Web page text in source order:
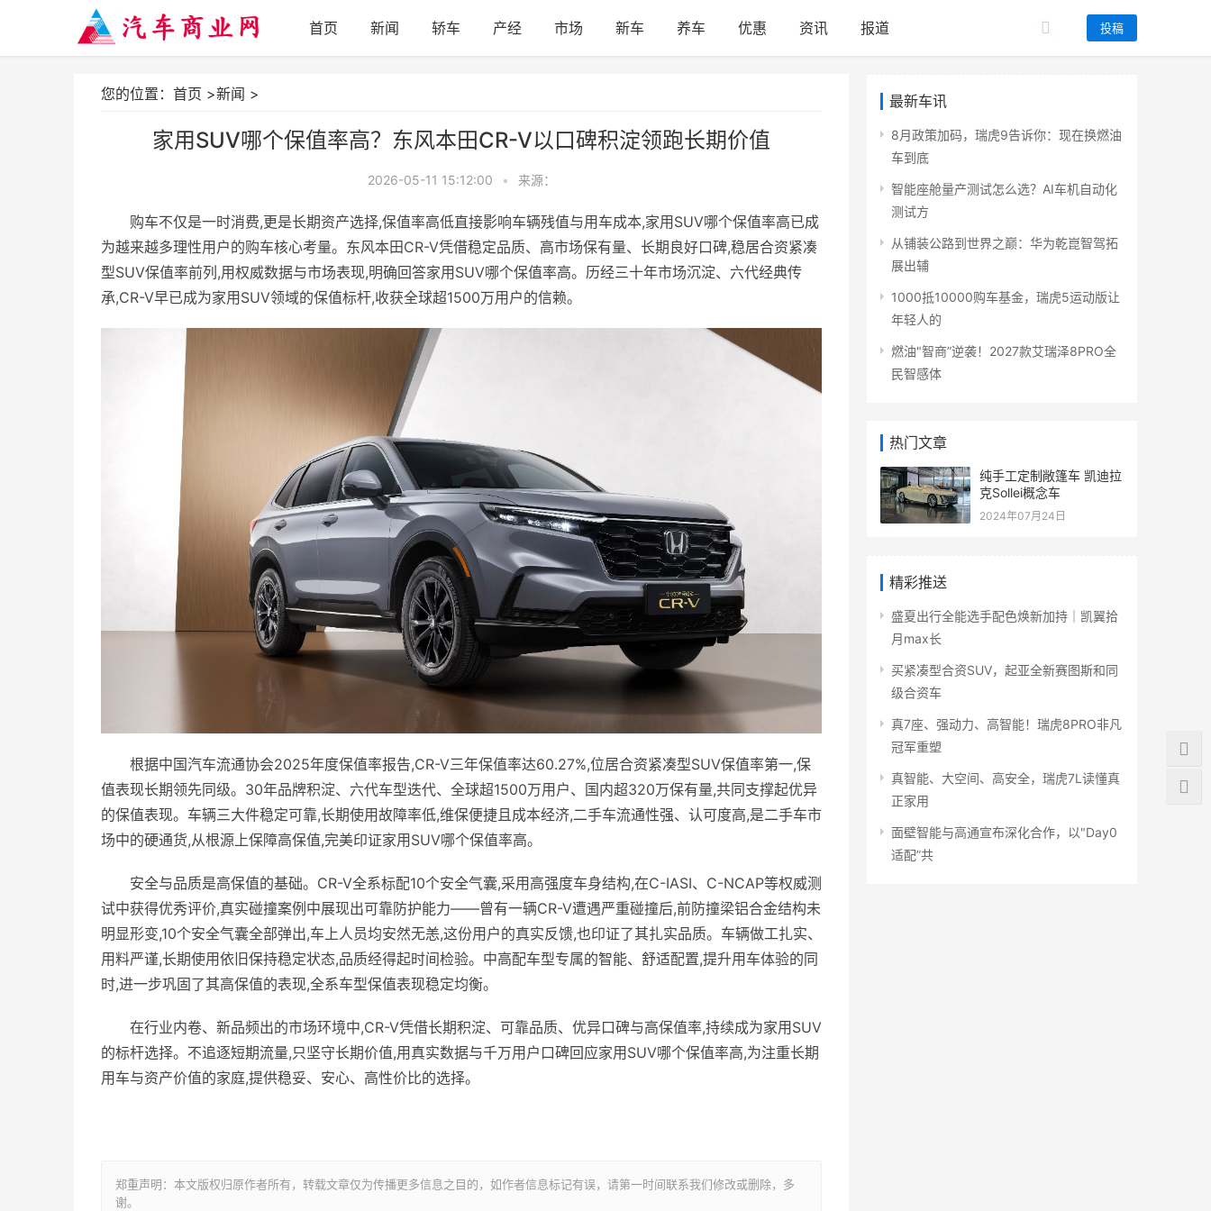
首页 新闻 轿车 产经 市场 新车 养车 优惠 资讯 报道 投稿
您的位置： 首页 >新闻 >
家用SUV哪个保值率高？东风本田CR-V以口碑积淀领跑长期价值
2026-05-11 15:12:00 • 来源：
购车不仅是一时消费,更是长期资产选择,保值率高低直接影响车辆残值与用车成本,家用SUV哪个保值率高已成
为越来越多理性用户的购车核心考量。东风本田CR-V凭借稳定品质、高市场保有量、长期良好口碑,稳居合资紧凑
型SUV保值率前列,用权威数据与市场表现,明确回答家用SUV哪个保值率高。历经三十年市场沉淀、六代经典传
承,CR-V早已成为家用SUV领域的保值标杆,收获全球超1500万用户的信赖。
根据中国汽车流通协会2025年度保值率报告,CR-V三年保值率达60.27%,位居合资紧凑型SUV保值率第一,保
值表现长期领先同级。30年品牌积淀、六代车型迭代、全球超1500万用户、国内超320万保有量,共同支撑起优异
的保值表现。车辆三大件稳定可靠,长期使用故障率低,维保便捷且成本经济,二手车流通性强、认可度高,是二手车市
场中的硬通货,从根源上保障高保值,完美印证家用SUV哪个保值率高。
安全与品质是高保值的基础。CR-V全系标配10个安全气囊,采用高强度车身结构,在C-IASI、C-NCAP等权威测
试中获得优秀评价,真实碰撞案例中展现出可靠防护能力——曾有一辆CR-V遭遇严重碰撞后,前防撞梁铝合金结构未
明显形变,10个安全气囊全部弹出,车上人员均安然无恙,这份用户的真实反馈,也印证了其扎实品质。车辆做工扎实、
用料严谨,长期使用依旧保持稳定状态,品质经得起时间检验。中高配车型专属的智能、舒适配置,提升用车体验的同
时,进一步巩固了其高保值的表现,全系车型保值表现稳定均衡。
在行业内卷、新品频出的市场环境中,CR-V凭借长期积淀、可靠品质、优异口碑与高保值率,持续成为家用SUV
的标杆选择。不追逐短期流量,只坚守长期价值,用真实数据与千万用户口碑回应家用SUV哪个保值率高,为注重长期
用车与资产价值的家庭,提供稳妥、安心、高性价比的选择。
郑重声明：本文版权归原作者所有，转载文章仅为传播更多信息之目的，如作者信息标记有误，请第一时间联系我们修改或删除，多
谢。
最新车讯
8月政策加码，瑞虎9告诉你：现在换燃油
车到底
智能座舱量产测试怎么选？AI车机自动化
测试方
从铺装公路到世界之巅：华为乾崑智驾拓
展出辅
1000抵10000购车基金，瑞虎5运动版让
年轻人的
燃油"智商”逆袭！2027款艾瑞泽8PRO全
民智感体
热门文章
纯手工定制敞篷车 凯迪拉
克Sollei概念车
2024年07月24日
精彩推送
盛夏出行全能选手配色焕新加持｜凯翼拾
月max长
买紧凑型合资SUV，起亚全新赛图斯和同
级合资车
真7座、强动力、高智能！瑞虎8PRO非凡
冠军重塑
真智能、大空间、高安全，瑞虎7L读懂真
正家用
面壁智能与高通宣布深化合作，以"Day0
适配”共